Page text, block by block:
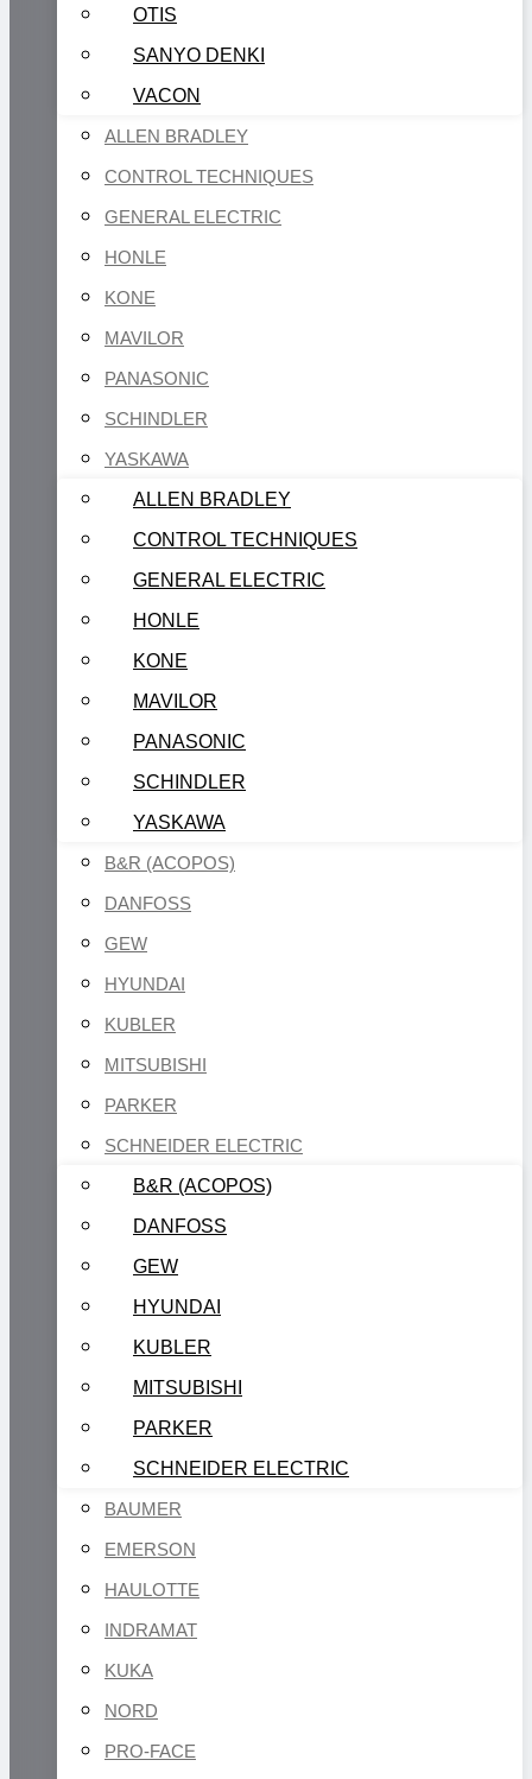
OTIS
SANYO DENKI
VACON
ALLEN BRADLEY
CONTROL TECHNIQUES
GENERAL ELECTRIC
HONLE
KONE
MAVILOR
PANASONIC
SCHINDLER
YASKAWA
ALLEN BRADLEY
CONTROL TECHNIQUES
GENERAL ELECTRIC
HONLE
KONE
MAVILOR
PANASONIC
SCHINDLER
YASKAWA
B&R (ACOPOS)
DANFOSS
GEW
HYUNDAI
KUBLER
MITSUBISHI
PARKER
SCHNEIDER ELECTRIC
B&R (ACOPOS)
DANFOSS
GEW
HYUNDAI
KUBLER
MITSUBISHI
PARKER
SCHNEIDER ELECTRIC
BAUMER
EMERSON
HAULOTTE
INDRAMAT
KUKA
NORD
PRO-FACE